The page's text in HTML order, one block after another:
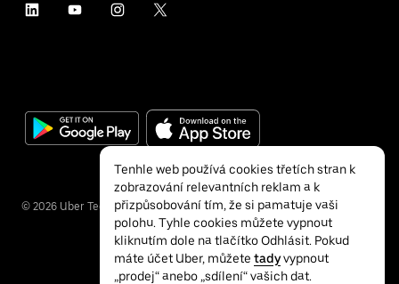
© 2026 Uber Technologies Inc.
Tenhle web používá cookies třetích stran k
zobrazování relevantních reklam a k
přizpůsobování tím, že si pamatuje vaši
polohu. Tyhle cookies můžete vypnout
kliknutím dole na tlačítko Odhlásit. Pokud
máte účet Uber, můžete tadyvypnout
„prodej“ anebo „sdílení“ vašich dat.